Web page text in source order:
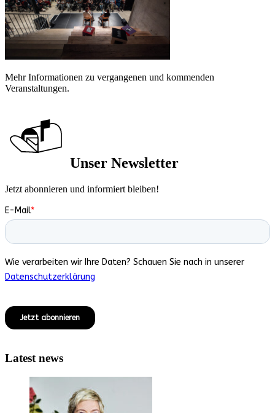
Mehr Informationen zu vergangenen und kommenden
Veranstaltungen.
Unser Newsletter
Jetzt abonnieren und informiert bleiben!
Latest news